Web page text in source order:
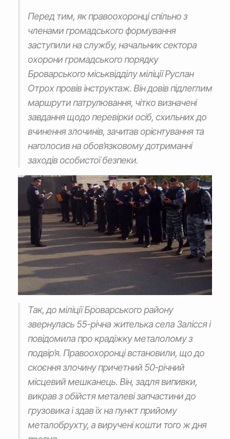
Перед тим, як правоохоронці спільно з
членами громадського формування
заступили на службу, начальник сектора
охорони громадського порядку
Броварського міськвідділу міліції Руслан
Отрох провів інструктаж. Він довів підлеглим
маршрути патрулювання, чітко визначені
завдання щодо перевірки осіб, схильних до
вчинення злочинів, зачитав орієнтування та
наголосив на обов’язковому дотриманні
заходів особистої безпеки.
Так, до міліції Броварського району
звернулась 55-річна жителька села Залісся і
повідомила про крадіжку металолому з
подвір’я. Правоохоронці встановили, що до
скоєння злочину причетний 50-річний
місцевий мешканець. Він, задля випивки,
викрав з обійстя металеві запчастини до
грузовика і здав їх на пункт прийому
металобрухту, а виручені кошти того ж дня